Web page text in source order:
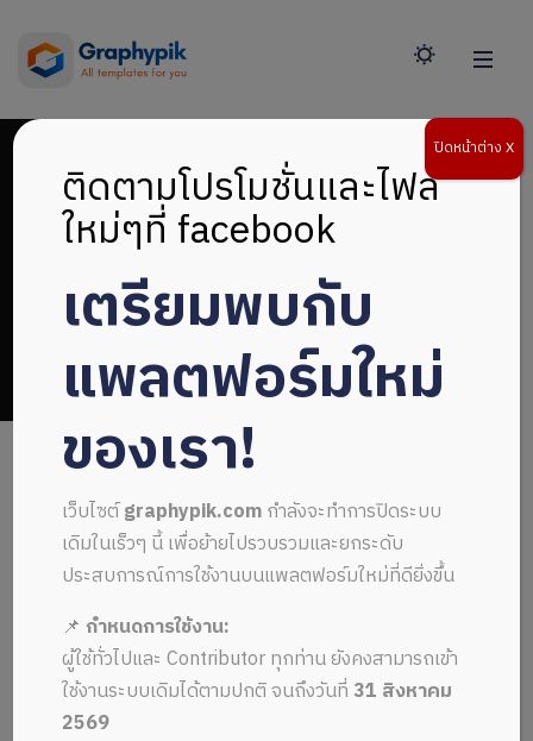
portfolio
ALL MUSIC FROM portfolio
ติดตามโปรโมชั่นและไฟล์
ใหม่ๆที่ facebook
เตรียมพบกับ
แพลตฟอร์มใหม่
ของเรา!
เว็บไซต์graphypik.comกำลังจะทำการปิดระบบ
เดิมในเร็วๆ นี้ เพื่อย้ายไปรวบรวมและยกระดับ
ประสบการณ์การใช้งานบนแพลตฟอร์มใหม่ที่ดียิ่งขึ้น
📌กำหนดการใช้งาน:
ผู้ใช้ทั่วไปและ Contributor ทุกท่าน ยังคงสามารถเข้า
ใช้งานระบบเดิมได้ตามปกติ จนถึงวันที่ 31 สิงหาคม
2569
ปิดหน้าต่าง X